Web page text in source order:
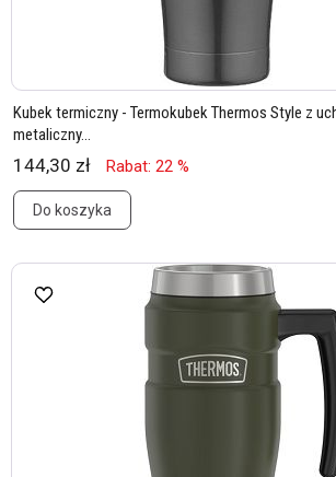
Kubek termiczny - Termokubek Thermos Style z
metaliczny...
144,30 zł Rabat: 22 %
Do koszyka